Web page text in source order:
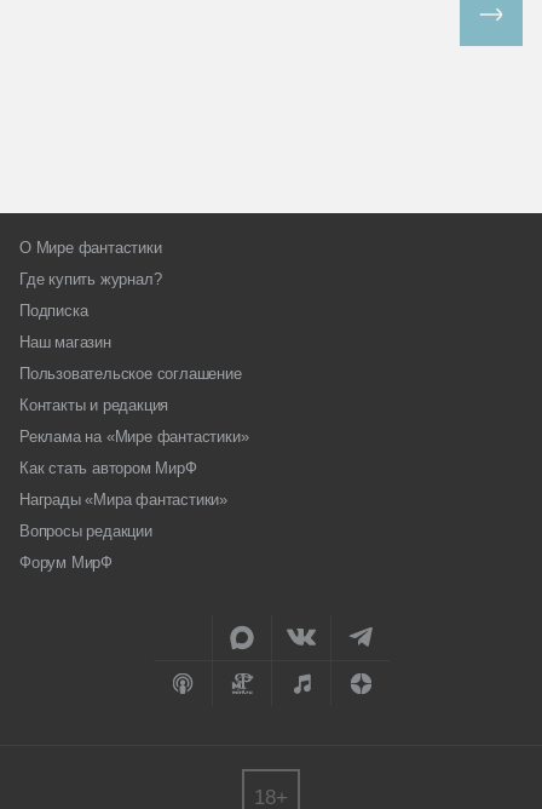
О Мире фантастики
Где купить журнал?
Подписка
Наш магазин
Пользовательское соглашение
Контакты и редакция
Реклама на «Мире фантастики»
Как стать автором МирФ
Награды «Мира фантастики»
Вопросы редакции
Форум МирФ
18+